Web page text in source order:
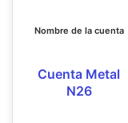
Nombre de la cuenta
Cuenta Metal
N26